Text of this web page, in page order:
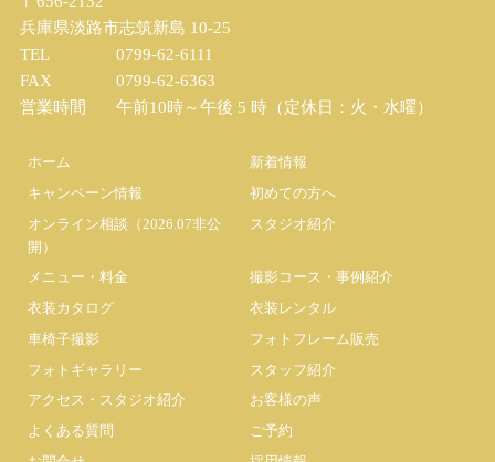
兵庫県淡路市志筑新島 10-25
TEL
0799-62-6111
FAX
0799-62-6363
営業時間
午前10時～午後 5 時（定休日：火・水曜）
ホーム
新着情報
キャンペーン情報
初めての方へ
オンライン相談（2026.07非公
開）
スタジオ紹介
メニュー・料金
撮影コース・事例紹介
衣装カタログ
衣装レンタル
車椅子撮影
フォトフレーム販売
フォトギャラリー
スタッフ紹介
アクセス・スタジオ紹介
お客様の声
よくある質問
ご予約